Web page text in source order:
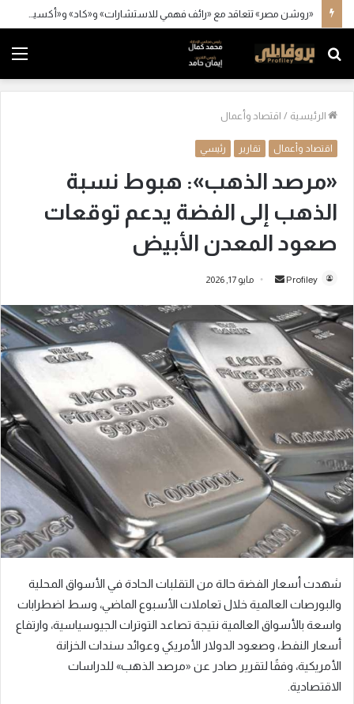
«روشن مصر» تتعاقد مع «رائف فهمي للاستشارات» و«كاد» و«أكسيس»
بحث
عن
الرئيسية / اقتصاد وأعمال
اقتصاد وأعمال تقارير رئيسي
«مرصد الذهب»: هبوط نسبة
الذهب إلى الفضة يدعم توقعات
صعود المعدن الأبيض
Profiley
س
ب
ر
ي
ا
إ
ل
ك
ر
و
ي
مايو 17, 2026
شهدت أسعار الفضة حالة من التقلبات الحادة في الأسواق المحلية
والبورصات العالمية خلال تعاملات الأسبوع الماضي، وسط اضطرابات
واسعة بالأسواق العالمية نتيجة تصاعد التوترات الجيوسياسية، وارتفاع
أسعار النفط، وصعود الدولار الأمريكي وعوائد سندات الخزانة
الأمريكية، وفقًا لتقرير صادر عن «مرصد الذهب» للدراسات
الاقتصادية.